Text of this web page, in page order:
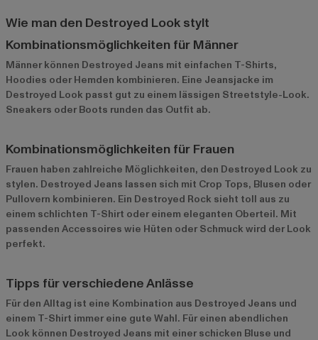
Wie man den Destroyed Look stylt
Kombinationsmöglichkeiten für Männer
Männer können Destroyed Jeans mit einfachen T-Shirts,
Hoodies oder Hemden kombinieren. Eine Jeansjacke im
Destroyed Look passt gut zu einem lässigen Streetstyle-Look.
Sneakers oder Boots runden das Outfit ab.
Kombinationsmöglichkeiten für Frauen
Frauen haben zahlreiche Möglichkeiten, den Destroyed Look zu
stylen. Destroyed Jeans lassen sich mit Crop Tops, Blusen oder
Pullovern kombinieren. Ein Destroyed Rock sieht toll aus zu
einem schlichten T-Shirt oder einem eleganten Oberteil. Mit
passenden Accessoires wie Hüten oder Schmuck wird der Look
perfekt.
Tipps für verschiedene Anlässe
Für den Alltag ist eine Kombination aus Destroyed Jeans und
einem T-Shirt immer eine gute Wahl. Für einen abendlichen
Look können Destroyed Jeans mit einer schicken Bluse und